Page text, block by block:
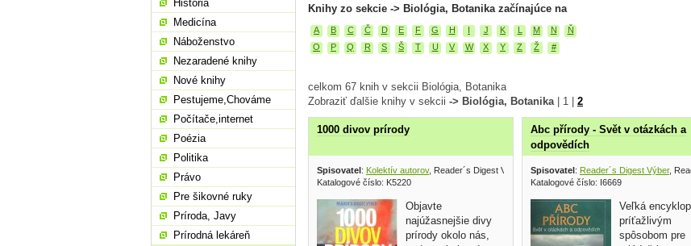
Knihy zo sekcie -> Biológia, Botanika začínajúce na
A B C Č D E F G H I J K L M N
Ň
O
P Q R S Š T U V W X Y Z Ž #
celkom 67 knih v sekcii Biológia, Botanika
Zobraziť ďalšie knihy v sekcii -> Biológia, Botanika 1 2
1000 divov prírody
Spisovatel : Kolektív autorov, Reader´s Digest Výber 2002
Katalogové číslo: K5220
Objavte
najúžasnejšie divy
prírody okolo nás,
Abc přírody - Svět v otázkách a
odpovědích
Spisovatel : Reader´s Digest Výber,
Katalogové číslo: I6669
Veľká
príťažlivým
spôsobom pre
História
Medicína
Náboženstvo
Nezaradené knihy
Nové knihy
Pestujeme,Chováme
Počítače,internet
Poézia
Politika
Právo
Pre šikovné ruky
Príroda, Javy
Prírodná lekáreň